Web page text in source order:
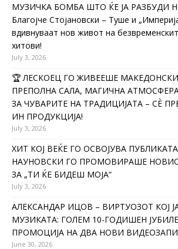
МУЗИЧКА БОМБА ШТО ЌЕ ЈА РАЗБУДИ
Благојче Стојановски – Туше и
вдивнуваат нов живот на
хитови!
July 3, 2026
🏆 ЛЕСКОЕЦ ГО ЖИВЕЕШЕ
ПРЕПОЛНА САЛА, МАГИЧНА
ЗА ЧУВАРИТЕ НА ТРАДИЦИЈАТА – СÈ
ИН ПРОДУКЦИЈА!
July 3, 2026
ХИТ КОЈ ВЕЌЕ ГО ОСВОЈУВА
НАУНОВСКИ ГО ПРОМОВИРАШЕ
ЗА „ТИ ЌЕ БИДЕШ МОЈА“
July 3, 2026
АЛЕКСАНДАР ИЦОВ – ВИРТУОЗОТ КОЈ
МУЗИКАТА: ГОЛЕМ 10-ГОДИШЕН
ПРОМОЦИЈА НА ДВА НОВИ
June 30, 2026